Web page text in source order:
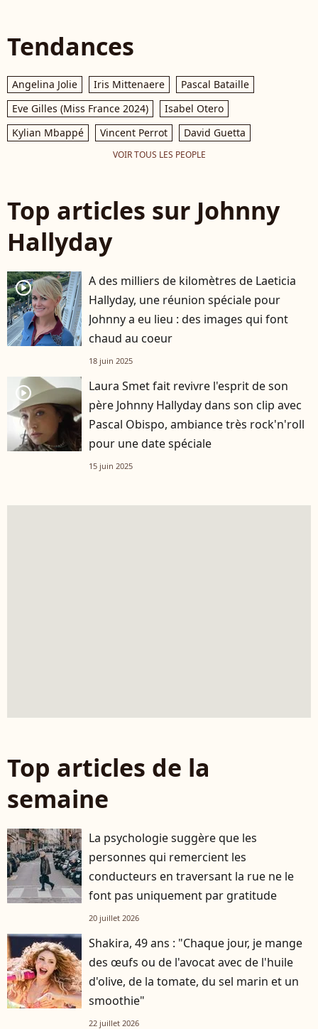
Tendances
Angelina Jolie Iris Mittenaere
Pascal Bataille
Eve Gilles (Miss France 2024)
Isabel Otero
Kylian Mbappé
Vincent Perrot David Guetta
VOIR TOUS LES PEOPLE
Top articles sur Johnny
Hallyday
player2
A des milliers de kilomètres de Laeticia
Hallyday, une réunion spéciale pour
Johnny a eu lieu : des images qui font
chaud au coeur
18 juin 2025
player2
Laura Smet fait revivre l'esprit de son
père Johnny Hallyday dans son clip avec
Pascal Obispo, ambiance très rock'n'roll
pour une date spéciale
15 juin 2025
Top articles de la
semaine
La psychologie suggère que les
personnes qui remercient les
conducteurs en traversant la rue ne le
font pas uniquement par gratitude
20 juillet 2026
Shakira, 49 ans : "Chaque jour, je mange
des œufs ou de l'avocat avec de l'huile
d'olive, de la tomate, du sel marin et un
smoothie"
22 juillet 2026